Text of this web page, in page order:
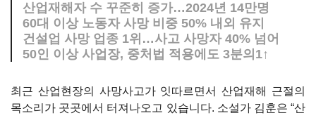
산업재해자 수 꾸준히 증가…2024년 14만명
60대 이상 노동자 사망 비중 50% 내외 유지
건설업 사망 업종 1위…사고 사망자 40% 넘어
50인 이상 사업장, 중처법 적용에도 3분의1↑
최근 산업현장의 사망사고가 잇따르면서 산업재해 근절의
목소리가 곳곳에서 터져나오고 있습니다. 소설가 김훈은 “산